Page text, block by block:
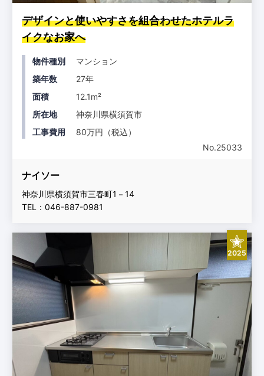
デザインと使いやすさを組合わせたホテルラ
イクなお家へ
物件種別
マンション
築年数
27年
面積
12.1m²
所在地
神奈川県横須賀市
工事費用
80万円（税込）
No.25033
ナイソー
神奈川県横須賀市三春町1－14
TEL：046-887-0981
2025